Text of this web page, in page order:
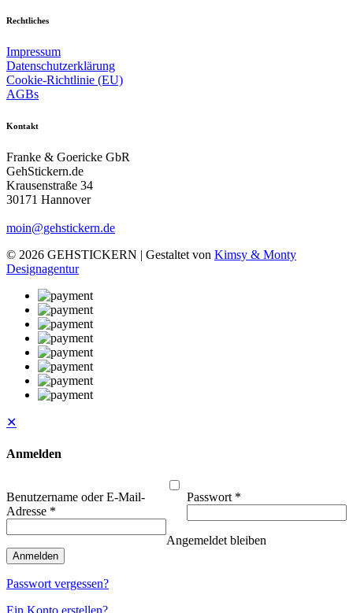
Rechtliches
Impressum
Datenschutzerklärung
Cookie-Richtlinie (EU)
AGBs
Kontakt
Franke & Goericke GbR
GehStickern.de
Krausenstraße 34
30171 Hannover
moin@gehstickern.de
© 2026 GEHSTICKERN | Gestaltet von Kimsy & Monty
Designagentur
✕
Anmelden
Benutzername oder E-Mail-
Adresse *
Passwort *
Angemeldet bleiben
Anmelden
Passwort vergessen?
Ein Konto erstellen?